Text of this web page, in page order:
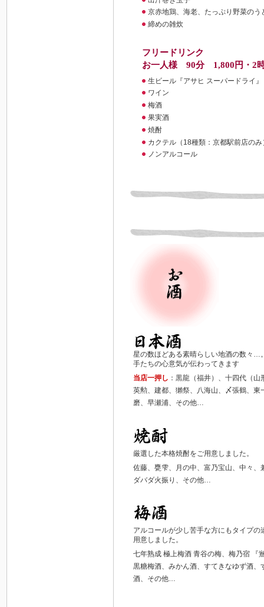
京赤地鶏、海老、たっぷり野菜のう
締めの雑炊
フリードリンク
お一人様 90分 1,800円・2
生ビール『アサヒ スーパードライ』
ワイン
梅酒
果実酒
焼酎
カクテル（18種類：京都駅前店のみ
ノンアルコール
星の数ほどある素晴らしい地酒の数々…
手たちの心意気が伝わってきます
当店一押し ：黒龍（福井）、十四代（山
英勲、建都、獺祭、八海山、〆張鶴、東
磨、早瀬浦、その他…
厳選した本格焼酎をご用意しました。
佐藤、甕雫、月の中、富乃宝山、中々、
ダバダ火振り、その他…
アルコールが少し苦手な方にもタイプの
用意しました。
七年熟成 極上梅酒 青谷の梅、梅乃宿 『
黒糖梅酒、みかん酒、すてきなゆず酒、
酒、その他…